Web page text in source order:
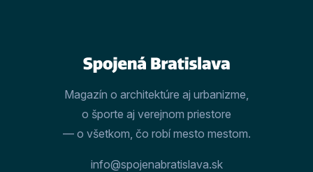
Magazín o architektúre aj urbanizme,
o športe aj verejnom priestore
— o všetkom, čo robí mesto mestom.
info@spojenabratislava.sk